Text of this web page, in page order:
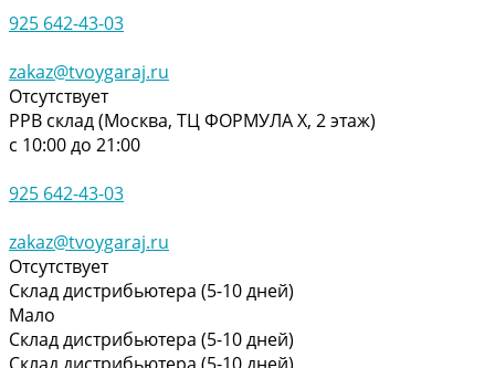
925 642-43-03
zakaz@tvoygaraj.ru
Отсутствует
РРВ склад (Москва, ТЦ ФОРМУЛА Х, 2 этаж)
с 10:00 до 21:00
925 642-43-03
zakaz@tvoygaraj.ru
Отсутствует
Склад дистрибьютера (5-10 дней)
Мало
Склад дистрибьютера (5-10 дней)